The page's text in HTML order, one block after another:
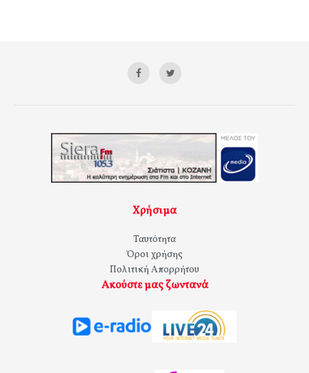
Χρήσιμα
Ταυτότητα
Όροι χρήσης
Πολιτική Απορρήτου
Ακούστε μας ζωντανά